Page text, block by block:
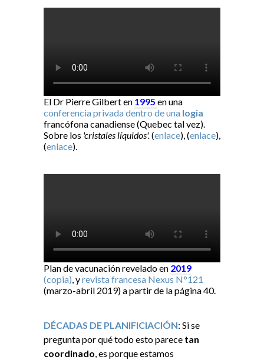
El Dr Pierre Gilbert en 1995 en una
conferencia privada dentro de una logia
francófona canadiense (Quebec tal vez).
Sobre los 'cristales líquidos'.(enlace), (enlace),
(enlace).
Plan de vacunación revelado en 2019
(copia), yrevista francesa Nexus N°121
(marzo-abril 2019) a partir de la página 40.
DÉCADAS DE PLANIFICIACIÓN: Si se
pregunta por qué todo esto parece tan
coordinado, es porque estamos